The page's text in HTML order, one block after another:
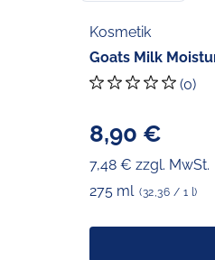
Kosmetik
Goats Milk
(0)
8,90 €
7,48 € zzgl. MwSt.
275 ml (32,36 / 1 l)